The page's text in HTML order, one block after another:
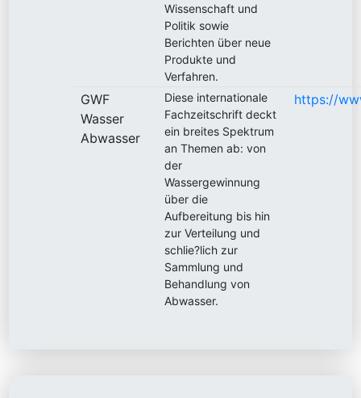
Wissenschaft und
Politik sowie
Berichten über neue
Produkte und
Verfahren.
GWF
Wasser
Abwasser
Diese internationale
Fachzeitschrift deckt
ein breites Spektrum
an Themen ab: von
der
Wassergewinnung
über die
Aufbereitung bis hin
zur Verteilung und
schlie?lich zur
Sammlung und
Behandlung von
Abwasser.
https://